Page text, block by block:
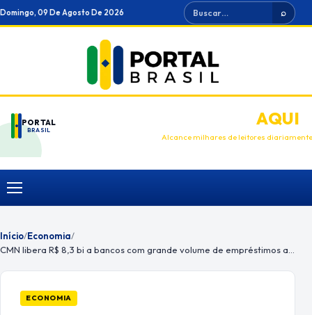
Ir
para
Domingo, 09 De Agosto De 2026 Buscar ⌕
PORTAL
BRASIL
ANUNCIEAQUI
Alcance milhares de leitores diariamente
Menu
Início/Economia/
ECONOMIA